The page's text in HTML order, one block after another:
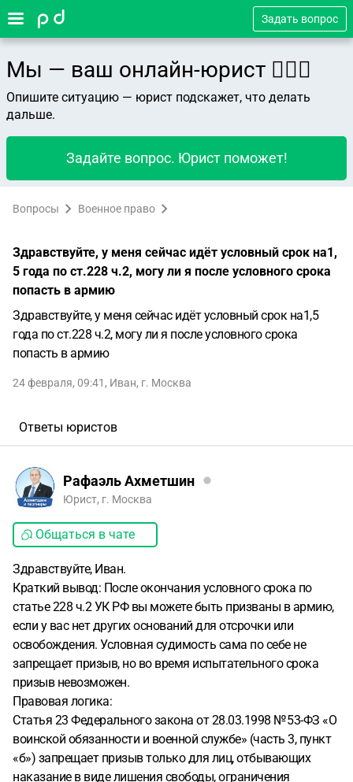
Задать вопрос
Мы — ваш онлайн-юрист 👨🏻‍⚖️
Опишите ситуацию — юрист подскажет, что делать
дальше.
Задайте вопрос. Юрист поможет!
Вопросы Военное право
Здравствуйте, у меня сейчас идёт условный срок на1,
5 года по ст.228 ч.2, могу ли я после условного срока
попасть в армию
Здравствуйте, у меня сейчас идёт условный срок на1,5
года по ст.228 ч.2, могу ли я после условного срока
попасть в армию
24 февраля, 09:41 , Иван, г. Москва
Ответы юристов
Рафаэль Ахметшин
Юрист, г. Москва
Общаться в чате
Здравствуйте, Иван.
Краткий вывод: После окончания условного срока по
статье 228 ч.2 УК РФ вы можете быть призваны в армию,
если у вас нет других оснований для отсрочки или
освобождения. Условная судимость сама по себе не
запрещает призыв, но во время испытательного срока
призыв невозможен.
Правовая логика:
Статья 23 Федерального закона от 28.03.1998 № 53-ФЗ «О
воинской обязанности и военной службе» (часть 3, пункт
«б») запрещает призыв только для лиц, отбывающих
наказание в виде лишения свободы, ограничения